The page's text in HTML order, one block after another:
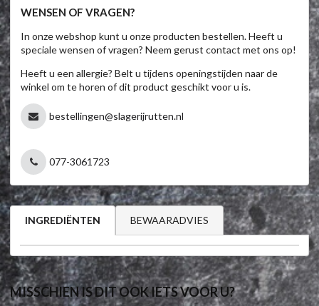
WENSEN OF VRAGEN?
In onze webshop kunt u onze producten bestellen. Heeft u
speciale wensen of vragen? Neem gerust contact met ons op!
Heeft u een allergie? Belt u tijdens openingstijden naar de
winkel om te horen of dit product geschikt voor u is.
bestellingen@slagerijrutten.nl
077-3061723
INGREDIËNTEN BEWAARADVIES
MISSCHIEN IS DIT OOK IETS VOOR U?